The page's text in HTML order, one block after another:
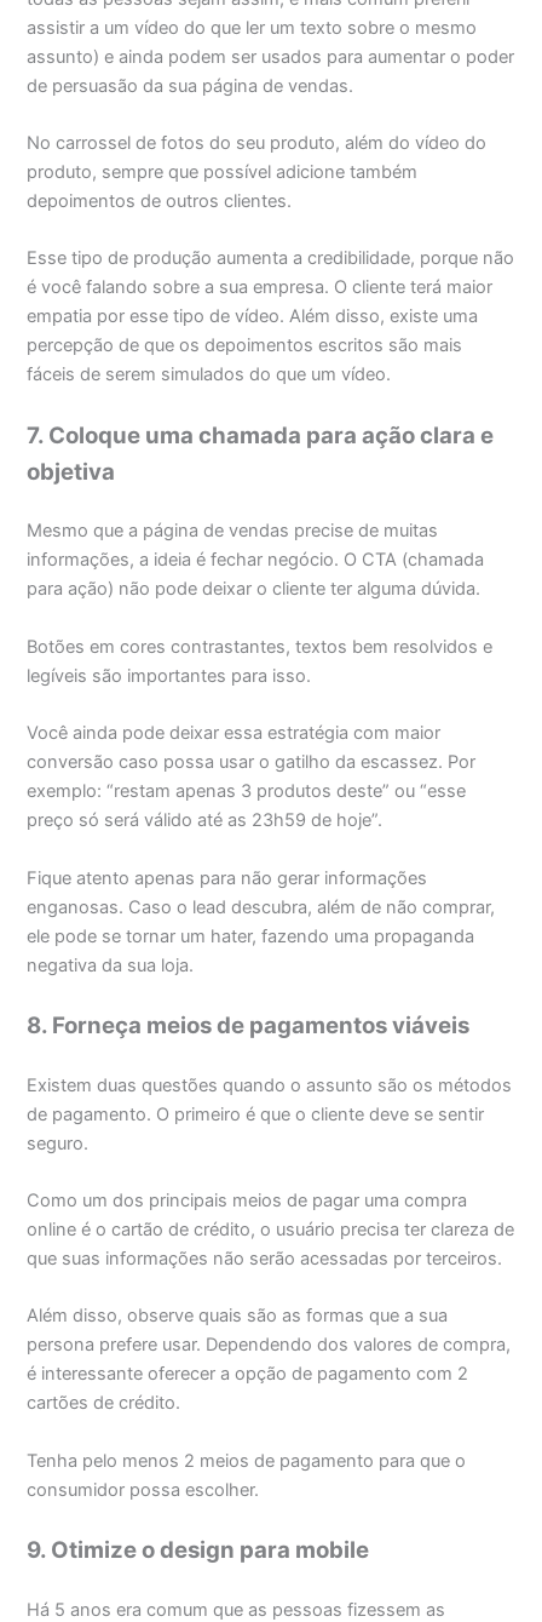
assistir a um vídeo do que ler um texto sobre o mesmo
assunto) e ainda podem ser usados para aumentar o poder
de persuasão da sua página de vendas.
No carrossel de fotos do seu produto, além do vídeo do
produto, sempre que possível adicione também
depoimentos de outros clientes.
Esse tipo de produção aumenta a credibilidade, porque não
é você falando sobre a sua empresa. O cliente terá maior
empatia por esse tipo de vídeo. Além disso, existe uma
percepção de que os depoimentos escritos são mais
fáceis de serem simulados do que um vídeo.
7. Coloque uma chamada para ação clara e
objetiva
Mesmo que a página de vendas precise de muitas
informações, a ideia é fechar negócio. O CTA (chamada
para ação) não pode deixar o cliente ter alguma dúvida.
Botões em cores contrastantes, textos bem resolvidos e
legíveis são importantes para isso.
Você ainda pode deixar essa estratégia com maior
conversão caso possa usar o gatilho da escassez. Por
exemplo: “restam apenas 3 produtos deste” ou “esse
preço só será válido até as 23h59 de hoje”.
Fique atento apenas para não gerar informações
enganosas. Caso o lead descubra, além de não comprar,
ele pode se tornar um hater, fazendo uma propaganda
negativa da sua loja.
8. Forneça meios de pagamentos viáveis
Existem duas questões quando o assunto são os métodos
de pagamento. O primeiro é que o cliente deve se sentir
seguro.
Como um dos principais meios de pagar uma compra
online é o cartão de crédito, o usuário precisa ter clareza de
que suas informações não serão acessadas por terceiros.
Além disso, observe quais são as formas que a sua
persona prefere usar. Dependendo dos valores de compra,
é interessante oferecer a opção de pagamento com 2
cartões de crédito.
Tenha pelo menos 2 meios de pagamento para que o
consumidor possa escolher.
9. Otimize o design para mobile
Há 5 anos era comum que as pessoas fizessem as